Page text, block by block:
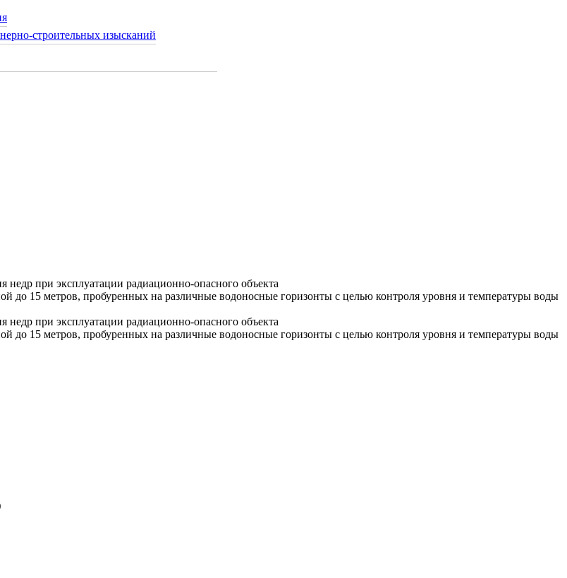
строительных изысканий
при эксплуатации радиационно-опасного объекта
до 15 метров, пробуренных на различные водоносные горизонты с целью контроля уровня и температуры воды
при эксплуатации радиационно-опасного объекта
до 15 метров, пробуренных на различные водоносные горизонты с целью контроля уровня и температуры воды